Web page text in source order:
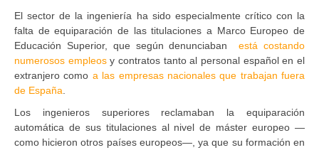
El sector de la ingeniería ha sido especialmente crítico con la
falta de equiparación de las titulaciones a Marco Europeo de
Educación Superior, que según denunciaban
está costando
numerosos empleosy contratos tanto al personal español en el
extranjero como a las empresas nacionales que trabajan fuera
de España
Los ingenieros superiores reclamaban la equiparación
automática de sus titulaciones al nivel de máster europeo —
como hicieron otros países europeos—, ya que su formación en